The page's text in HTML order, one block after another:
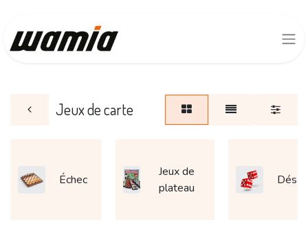
Jeux de carte
Échec
Jeux de
plateau
Dés